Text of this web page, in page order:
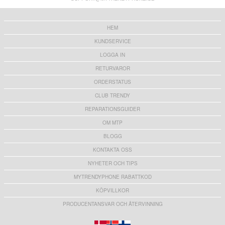
HEM
KUNDSERVICE
LOGGA IN
RETURVAROR
ORDERSTATUS
CLUB TRENDY
REPARATIONSGUIDER
OM MTP
BLOGG
KONTAKTA OSS
NYHETER OCH TIPS
MYTRENDYPHONE RABATTKOD
KÖPVILLKOR
PRODUCENTANSVAR OCH ÅTERVINNING